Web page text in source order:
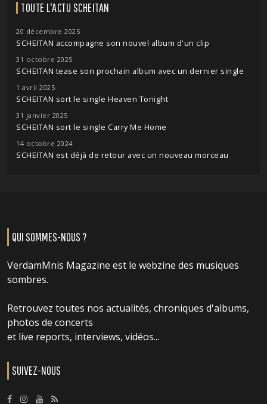
TOUTE L'ACTU SCHEITAN
20 décembre 2025
SCHEITAN accompagne son nouvel album d'un clip
31 octobre 2025
SCHEITAN tease son prochain album avec un dernier single
1 avril 2025
SCHEITAN sort le single Heaven Tonight
31 janvier 2025
SCHEITAN sort le single Carry Me Home
14 octobre 2024
SCHEITAN est déjà de retour avec un nouveau morceau
QUI SOMMES-NOUS ?
VerdamMnis Magazine est le webzine des musiques
sombres.
Retrouvez toutes nos actualités, chroniques d'albums,
photos de concerts
et live reports, interviews, vidéos...
SUIVEZ-NOUS